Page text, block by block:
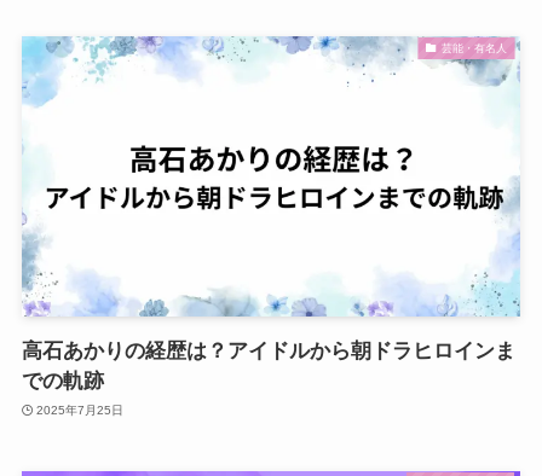
芸能・有名人
高石あかりの経歴は？アイドルから朝ドラヒロインま
での軌跡
2025年7月25日